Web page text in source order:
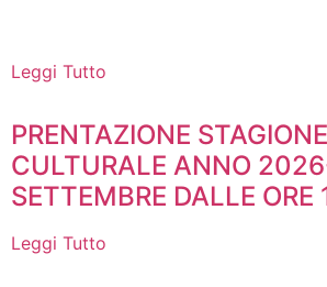
Leggi Tutto
PRENTAZIONE STAGIONE
CULTURALE ANNO
SETTEMBRE DALLE ORE
Leggi Tutto